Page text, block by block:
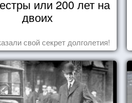
или 200 лет на
двоих
свой секрет долголетия!